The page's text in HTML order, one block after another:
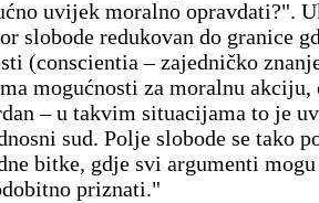
uvijek moralno opravdati?".
slobode redukovan do granice
(conscientia – zajedničko
mogućnosti za moralnu
– u takvim situacijama to je
sud. Polje slobode se tako
bitke, gdje svi argumenti
priznati."